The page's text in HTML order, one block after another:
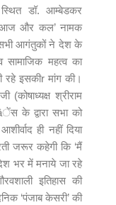
डॉ. आम्बेडकर
आज और कल’ नामक
सभी आगंतुकों ने देश के
सामाजिक महत्व का
रहे इसकीr मांग की।
(कोषाध्यक्ष श्रीराम
के द्वारा सभा को
ही नहीं दिया
जरूर कहेगी कि ‘मैं
भर में मनाये जा रहे
इतिहास की
‘पंजाब केसरी’ की